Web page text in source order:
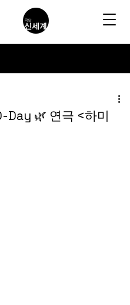
Day 🌿 연극 <하미